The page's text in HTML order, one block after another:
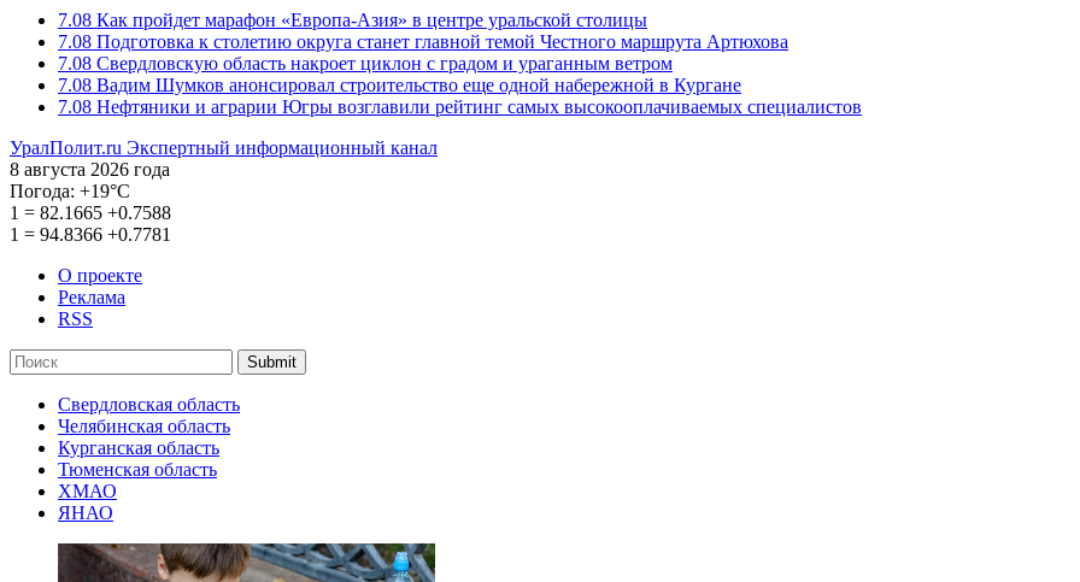
7.08 Как пройдет марафон «Европа-Азия» в центре уральской столицы
7.08 Подготовка к столетию округа станет главной темой Честного маршрута Артюхова
7.08 Свердловскую область накроет циклон с градом и ураганным ветром
7.08 Вадим Шумков анонсировал строительство еще одной набережной в Кургане
7.08 Нефтяники и аграрии Югры возглавили рейтинг самых высокооплачиваемых специалистов
УралПолит.ru Экспертный информационный канал
8 августа 2026 года
Погода: +19°С
1 = 82.1665 +0.7588
1 = 94.8366 +0.7781
О проекте
Реклама
RSS
Submit
Свердловская область
Челябинская область
Курганская область
Тюменская область
ХМАО
ЯНАО